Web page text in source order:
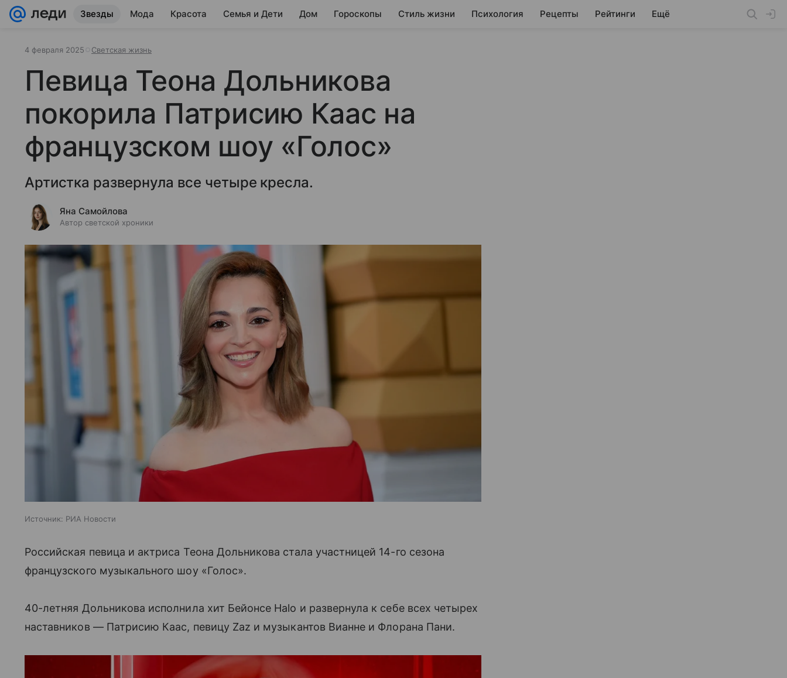
Звезды Мода Красота Семья и Дети Дом Гороскопы Стиль жизни Психология Рецепты Рейтинги Ещё
4 февраля 2025 Светская жизнь
Певица Теона Дольникова
покорила Патрисию Каас на
французском шоу «Голос»
Артистка развернула все четыре кресла.
Яна Самойлова
Автор светской хроники
Источник: РИА Новости
Российская певица и актриса Теона Дольникова стала участницей 14-го сезона
французского музыкального шоу «Голос».
40-летняя Дольникова исполнила хит Бейонсе Halo и развернула к себе всех четырех
наставников — Патрисию Каас, певицу Zaz и музыкантов Вианне и Флорана Пани.